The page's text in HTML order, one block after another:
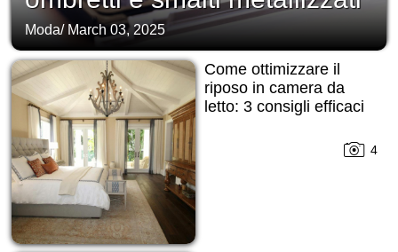
Moda/ March 03, 2025
Come ottimizzare il
riposo in camera da
letto: 3 consigli efficaci
4